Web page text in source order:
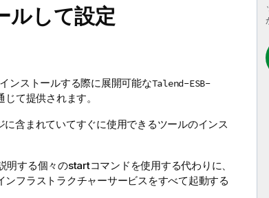
ルして設定
ンストールする際に展開可能なTalend-ESB-
て提供されます。
に含まれていてすぐに使用できるツールのインス
する個々のstartコマンドを使用する代わりに、
ンフラストラクチャーサービスをすべて起動する